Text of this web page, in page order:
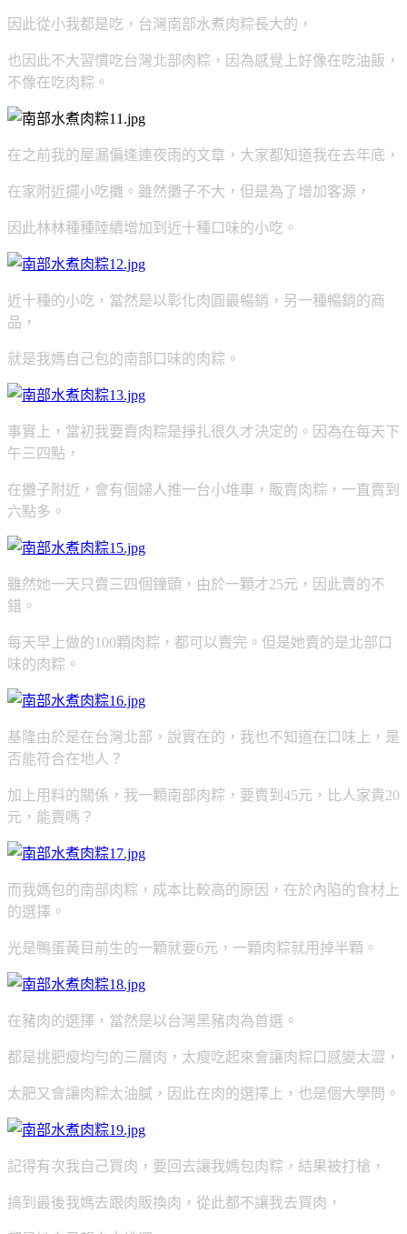
因此從小我都是吃，台灣南部水煮肉粽長大的，
也因此不大習慣吃台灣北部肉粽，因為感覺上好像在吃油飯，
不像在吃肉粽。
在之前我的屋漏偏逢連夜雨的文章，大家都知道我在去年底，
在家附近擺小吃攤。雖然攤子不大，但是為了增加客源，
因此林林種種陸續增加到近十種口味的小吃。
近十種的小吃，當然是以彰化肉圓最暢銷，另一種暢銷的商
品，
就是我媽自己包的南部口味的肉粽。
事實上，當初我要賣肉粽是掙扎很久才決定的。因為在每天下
午三四點，
在攤子附近，會有個婦人推一台小堆車，販賣肉粽，一直賣到
六點多。
雖然她一天只賣三四個鐘頭，由於一顆才25元，因此賣的不
錯。
每天早上做的100顆肉粽，都可以賣完。但是她賣的是北部口
味的肉粽。
基隆由於是在台灣北部，說實在的，我也不知道在口味上，是
否能符合在地人？
加上用料的關係，我一顆南部肉粽，要賣到45元，比人家貴20
元，能賣嗎？
而我媽包的南部肉粽，成本比較高的原因，在於內陷的食材上
的選擇。
光是鴨蛋黃目前生的一顆就要6元，一顆肉粽就用掉半顆。
在豬肉的選擇，當然是以台灣黑豬肉為首選。
都是挑肥瘦均勻的三層肉，太瘦吃起來會讓肉粽口感變太澀，
太肥又會讓肉粽太油膩，因此在肉的選擇上，也是個大學問。
記得有次我自己買肉，要回去讓我媽包肉粽，結果被打槍，
搞到最後我媽去跟肉販換肉，從此都不讓我去買肉，